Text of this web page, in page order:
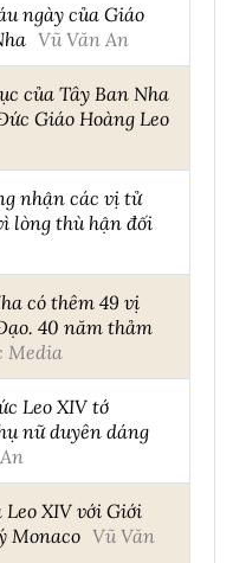
ngày của Giáo
Vũ Văn An
của Tây Ban Nha
Giáo Hoàng Leo
nhận các vị tử
lòng thù hận đối
có thêm 49 vị
40 năm thảm
Media
Leo XIV tớ
nữ duyên dáng
XIV với Giới
Monaco Vũ Văn